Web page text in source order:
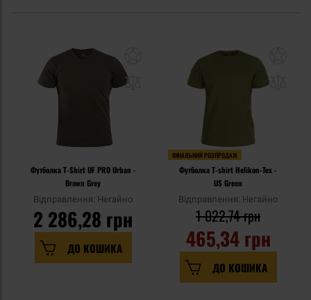
Футболка T-Shirt UF PRO Urban -
Brown Grey
Відправлення: Негайно
2 286,28 грн
ДО КОШИКА
ФІНАЛЬНИЙ РОЗПРОДАЖ
Футболка T-shirt Helikon-Tex -
US Green
Відправлення: Негайно
465,34 грн
1 022,74 грн
ДО КОШИКА